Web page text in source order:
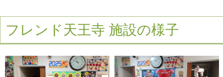
フレンド天王寺 施設の様子